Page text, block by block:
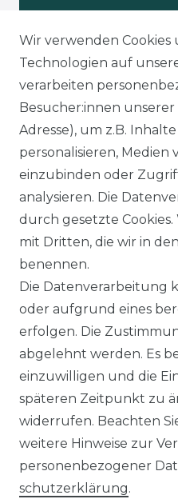
Sie sind Händlerund
in
unter:
Unseren
https://b2b-
Wir
Unsere
Wir verwenden Cookies
Technologien auf
verarbeiten
Besucher:innen unserer
Adresse), um z.B.
personalisieren,
einzubinden oder
analysieren. Die
durch gesetzte
mit Dritten, die wir in
benennen.
Die Datenverarbeitung
oder aufgrund eines
erfolgen. Die
abgelehnt werden. Es
einzuwilligen und die
späteren Zeitpunkt zu
widerrufen. Beachten
weitere Hinweise zur
personenbezogener
schutz­erklärung.